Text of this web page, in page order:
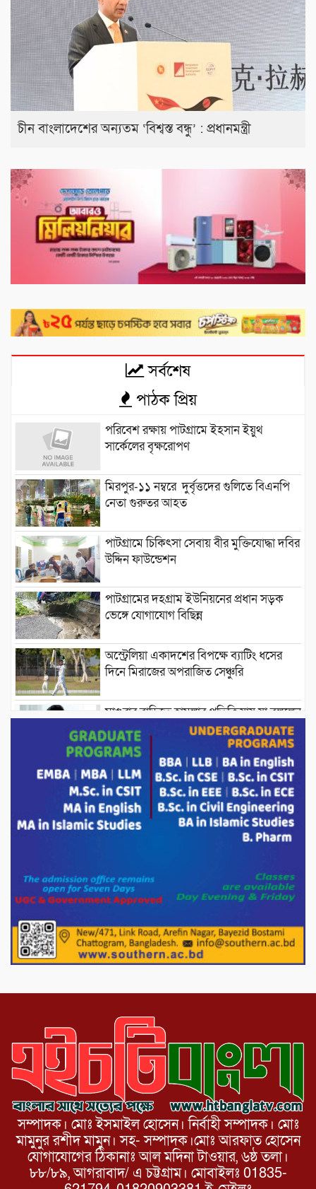
চীন বাংলাদেশের অন্যতম ‘বিশ্বস্ত বন্ধু’ : প্রধানমন্ত্রী
সর্বশেষ
পাঠক প্রিয়
পরিবেশ রক্ষায় পাটগ্রামে ইহসান ইয়ুথ
সার্কেলের বৃক্ষরোপণ
মিরপুর-১১ নম্বরে দুর্বৃত্তদের গুলিতে বিএনপি
নেতা গুরুতর আহত
পাটগ্রামে চিকিৎসা সেবায় বীর মুক্তিযোদ্ধা দবির
উদ্দিন ফাউন্ডেশন
পাটগ্রামের দহগ্রাম ইউনিয়নের প্রধান সড়ক
ভেঙ্গে যোগাযোগ বিছিন্ন
অস্ট্রেলিয়া একাদশের বিপক্ষে ব্যাটিং ধসের
দিনে মিরাজের অপরাজিত সেঞ্চুরি
মাগুরার বাড়িতে হামলার প্রতিক্রিয়ায় যা বললেন
সাকিব।
দেশীয় পাঁচ প্রজাতির ছোট মাছে উদ্বেগজনক
মাত্রায় মাইক্রোপ্লাস্টিকের উপস্থিতি শনাক্ত ।
সরকারকে ব্যর্থ করতে দেশের বিরুদ্ধে একটি
দল চক্রান্ত চালিয়ে যাচ্ছে : রিজভী
দেশের বাজারে ভরিতে ১০ হাজার টাকা সোনার
দাম বাড়ানোর ঘোষণা।
ভারপ্রাপ্ত রাষ্ট্রপতি হাফিজ উদ্দিন আহমদের
সাথে এইচটি বাংলা অনলাইন পোর্টাল ও আইপি
সম্পাদক। মোঃ ইসমাইল হোসেন। নির্বাহী সম্পাদক। মোঃ
মামুনুর রশীদ মামুন। সহ- সম্পাদক।মোঃ আরফাত হোসেন
যোগাযোগের ঠিকানাঃ আল মদিনা টাওয়ার, ৬ষ্ঠ তলা।
৮৮/৮৯, আগরাবাদ/ এ চট্টগ্রাম। মোবাইলঃ 01835-